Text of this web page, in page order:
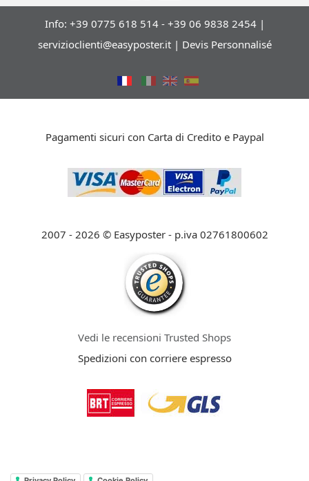
Info: +39 0775 618 514 - +39 06 9838 2454 |
servizioclienti@easyposter.it| Devis Personnalisé
Pagamenti sicuri con Carta di Credito e Paypal
2007 - 2026 © Easyposter - p.iva 02761800602
Vedi le recensioni Trusted Shops
Spedizioni con corriere espresso